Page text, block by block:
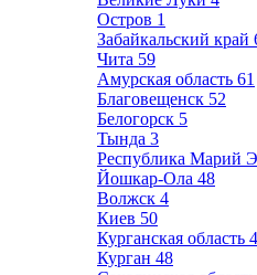
Остров 1
Забайкальский край
Чита 59
Амурская область 61
Благовещенск 52
Белогорск 5
Тында 3
Республика Марий
Йошкар-Ола 48
Волжск 4
Киев 50
Курганская область
Курган 48